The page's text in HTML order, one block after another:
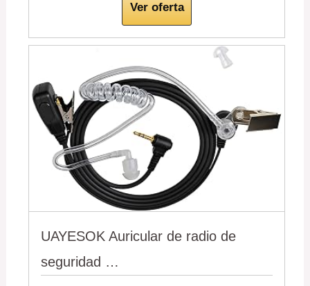
Ver oferta
UAYESOK Auricular de radio de
seguridad …